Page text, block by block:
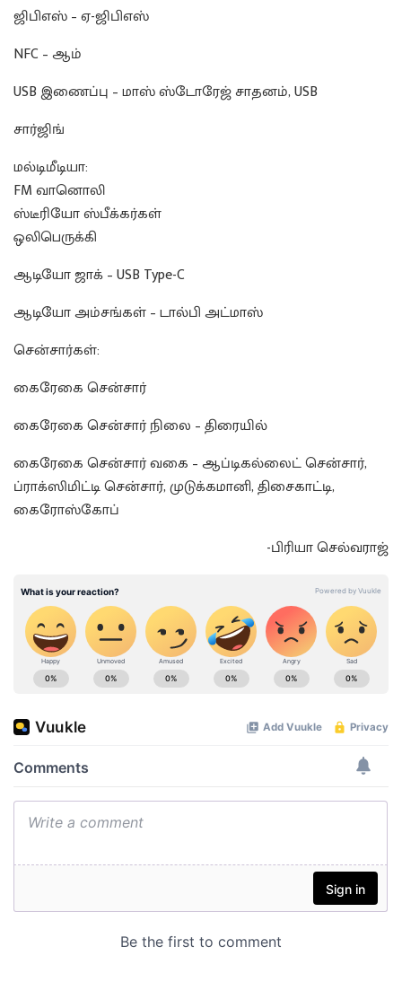
ஜிபிஎஸ் – ஏ-ஜிபிஎஸ்
NFC – ஆம்
USB இணைப்பு – மாஸ் ஸ்டோரேஜ் சாதனம், USB
சார்ஜிங்
மல்டிமீடியா:
FM வானொலி
ஸ்டீரியோ ஸ்பீக்கர்கள்
ஒலிபெருக்கி
ஆடியோ ஜாக் – USB Type-C
ஆடியோ அம்சங்கள் – டால்பி அட்மாஸ்
சென்சார்கள்:
கைரேகை சென்சார்
கைரேகை சென்சார் நிலை – திரையில்
கைரேகை சென்சார் வகை – ஆப்டிகல்லைட் சென்சார்,
ப்ராக்ஸிமிட்டி சென்சார், முடுக்கமானி, திசைகாட்டி,
கைரோஸ்கோப்
-பிரியா செல்வராஜ்